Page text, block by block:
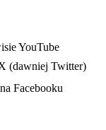
YouTube
(dawniej Twitter)
Facebooku